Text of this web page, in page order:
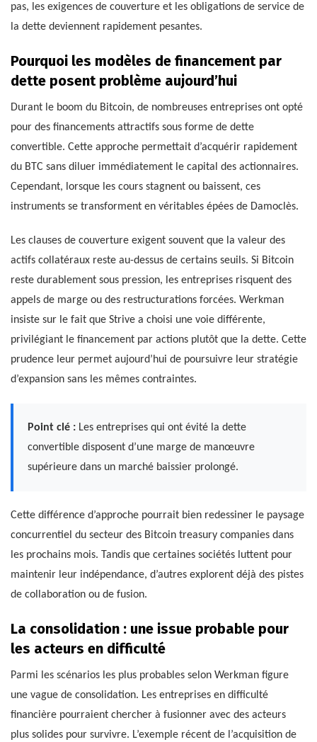
pas, les exigences de couverture et les obligations de service de
la dette deviennent rapidement pesantes.
Pourquoi les modèles de financement par
dette posent problème aujourd’hui
Durant le boom du Bitcoin, de nombreuses entreprises ont opté
pour des financements attractifs sous forme de dette
convertible. Cette approche permettait d’acquérir rapidement
du BTC sans diluer immédiatement le capital des actionnaires.
Cependant, lorsque les cours stagnent ou baissent, ces
instruments se transforment en véritables épées de Damoclès.
Les clauses de couverture exigent souvent que la valeur des
actifs collatéraux reste au-dessus de certains seuils. Si Bitcoin
reste durablement sous pression, les entreprises risquent des
appels de marge ou des restructurations forcées. Werkman
insiste sur le fait que Strive a choisi une voie différente,
privilégiant le financement par actions plutôt que la dette. Cette
prudence leur permet aujourd’hui de poursuivre leur stratégie
d’expansion sans les mêmes contraintes.
Point clé : Les entreprises qui ont évité la dette
convertible disposent d’une marge de manœuvre
supérieure dans un marché baissier prolongé.
Cette différence d’approche pourrait bien redessiner le paysage
concurrentiel du secteur des Bitcoin treasury companies dans
les prochains mois. Tandis que certaines sociétés luttent pour
maintenir leur indépendance, d’autres explorent déjà des pistes
de collaboration ou de fusion.
La consolidation : une issue probable pour
les acteurs en difficulté
Parmi les scénarios les plus probables selon Werkman figure
une vague de consolidation. Les entreprises en difficulté
financière pourraient chercher à fusionner avec des acteurs
plus solides pour survivre. L’exemple récent de l’acquisition de